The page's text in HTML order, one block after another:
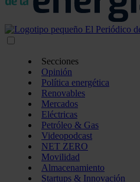
Secciones
Opinión
Política energética
Renovables
Mercados
Eléctricas
Petróleo & Gas
Videopodcast
NET ZERO
Movilidad
Almacenamiento
Startups & Innovación